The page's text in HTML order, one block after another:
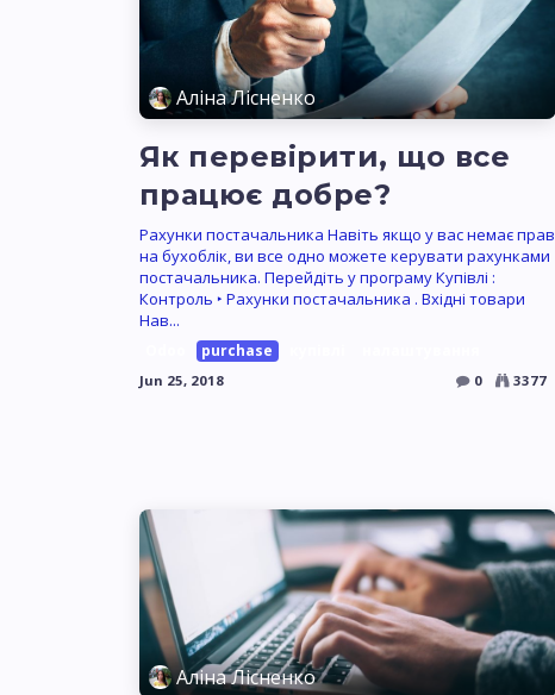
Аліна Лісненко
Як перевірити, що все
працює добре?
Рахунки постачальника Навіть якщо у вас немає прав
на бухоблік, ви все одно можете керувати рахунками
постачальника. Перейдіть у програму Купівлі :
Контроль ‣ Рахунки постачальника . Вхідні товари
Нав...
purchase
Jun 25, 2018 0 3377
Аліна Лісненко